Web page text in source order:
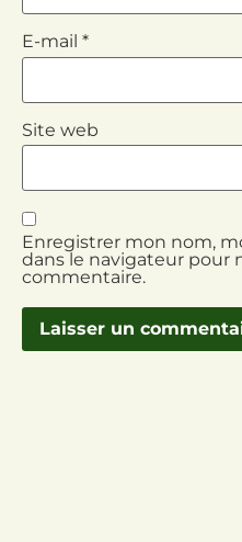
E-mail *
Site web
Enregistrer mon nom,
dans le navigateur pour
commentaire.